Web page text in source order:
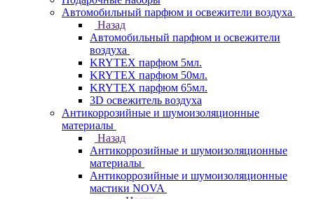
Автомобильный парфюм и освежители воздуха
Назад
Автомобильный парфюм и освежители
воздуха
KRYTEX парфюм 5мл.
KRYTEX парфюм 50мл.
KRYTEX парфюм 65мл.
3D освежитель воздуха
Антикоррозийные и шумоизоляционные
материалы
Назад
Антикоррозийные и шумоизоляционные
материалы
Антикоррозийные и шумоизоляционные
мастики NOVA